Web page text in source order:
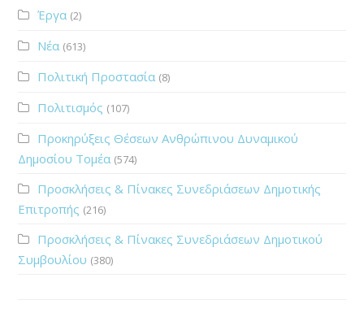
Έργα (2)
Νέα (613)
Πολιτική Προστασία (8)
Πολιτισμός (107)
Προκηρύξεις Θέσεων Ανθρώπινου Δυναμικού
Δημοσίου Τομέα (574)
Προσκλήσεις & Πίνακες Συνεδριάσεων Δημοτικής
Επιτροπής (216)
Προσκλήσεις & Πίνακες Συνεδριάσεων Δημοτικού
Συμβουλίου (380)